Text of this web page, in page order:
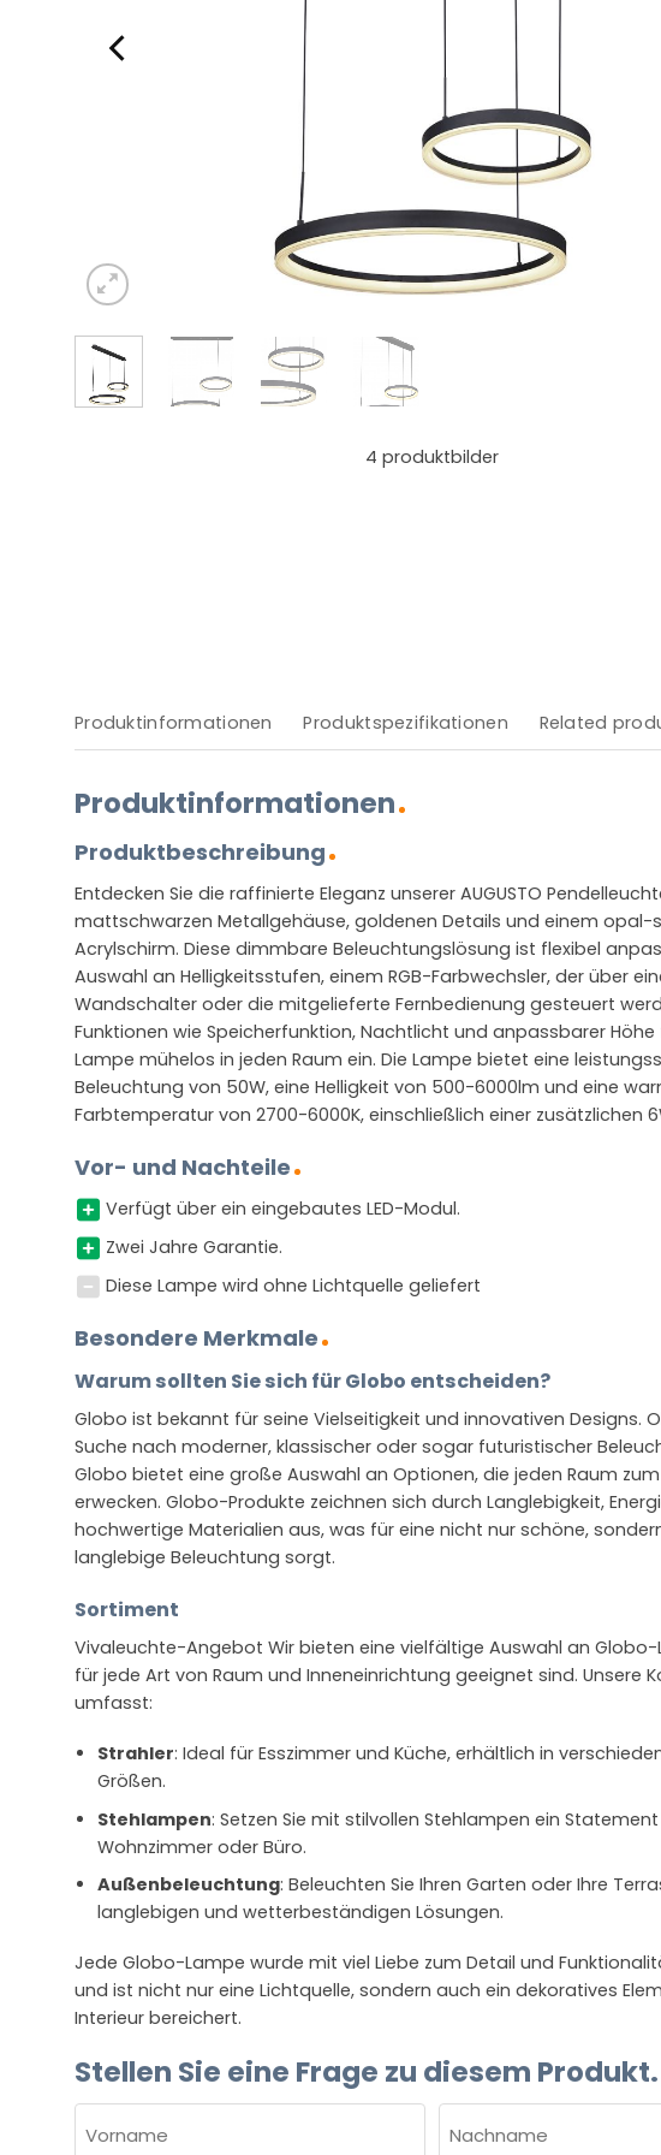
4 produktbilder
Produktinformationen Produktspezifikationen Related
Produktinformationen
Produktbeschreibung
Entdecken Sie die raffinierte Eleganz unserer AUGUSTO
mattschwarzen Metallgehäuse, goldenen Details und einem opal-
Acrylschirm. Diese dimmbare Beleuchtungslösung ist flexibel
Auswahl an Helligkeitsstufen, einem RGB-Farbwechsler, der über
Wandschalter oder die mitgelieferte Fernbedienung gesteuert
Funktionen wie Speicherfunktion, Nachtlicht und anpassbarer
Lampe mühelos in jeden Raum ein. Die Lampe bietet eine
Beleuchtung von 50W, eine Helligkeit von 500-6000lm und eine
Farbtemperatur von 2700-6000K, einschließlich einer zusätzlichen
Vor- und Nachteile
Verfügt über ein eingebautes LED-Modul.
Zwei Jahre Garantie.
Diese Lampe wird ohne Lichtquelle geliefert
Besondere Merkmale
Warum sollten Sie sich für Globo entscheiden?
Globo ist bekannt für seine Vielseitigkeit und innovativen Designs.
Suche nach moderner, klassischer oder sogar futuristischer
Globo bietet eine große Auswahl an Optionen, die jeden Raum zum
erwecken. Globo-Produkte zeichnen sich durch Langlebigkeit,
hochwertige Materialien aus, was für eine nicht nur schöne,
langlebige Beleuchtung sorgt.
Sortiment
Vivaleuchte-Angebot Wir bieten eine vielfältige Auswahl an Globo-
für jede Art von Raum und Inneneinrichtung geeignet sind. Unsere
umfasst:
Strahler: Ideal für Esszimmer und Küche, erhältlich in
Größen.
Stehlampen: Setzen Sie mit stilvollen Stehlampen ein
Wohnzimmer oder Büro.
Außenbeleuchtung: Beleuchten Sie Ihren Garten oder Ihre
langlebigen und wetterbeständigen Lösungen.
Jede Globo-Lampe wurde mit viel Liebe zum Detail und
und ist nicht nur eine Lichtquelle, sondern auch ein dekoratives
Interieur bereichert.
Stellen Sie eine Frage zu diesem Produkt.
(ERFORDERLICH)